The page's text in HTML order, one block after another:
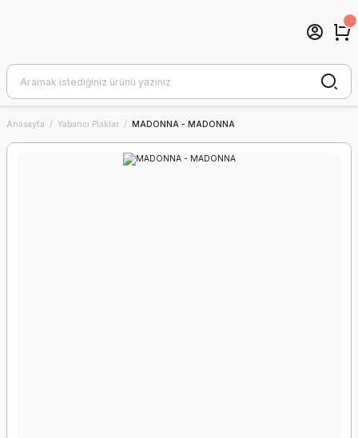
Anasayfa Yabancı Plaklar MADONNA - MADONNA